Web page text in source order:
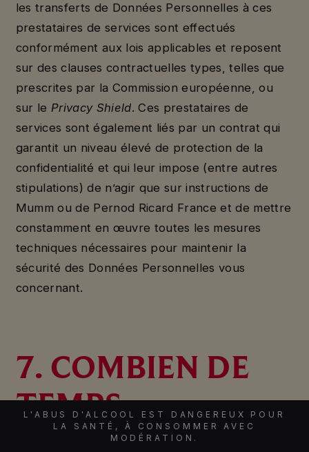
les transferts de Données Personnelles à ces
prestataires de services sont effectués
conformément aux lois applicables et reposent
sur des clauses contractuelles types, telles que
prescrites par la Commission européenne, ou
sur lePrivacy Shield. Ces prestataires de
services sont également liés par un contrat qui
garantit un niveau élevé de protection de la
confidentialité et qui leur impose (entre autres
stipulations) de n’agir que sur instructions de
Mumm ou de Pernod Ricard France et de mettre
constamment en œuvre toutes les mesures
techniques nécessaires pour maintenir la
sécurité des Données Personnelles vous
concernant.
7. COMBIEN DE
TEMPS
CONSERVONS-
L'ABUS D'ALCOOL EST DANGEREUX POUR
LA SANTÉ, À CONSOMMER AVEC
MODÉRATION.